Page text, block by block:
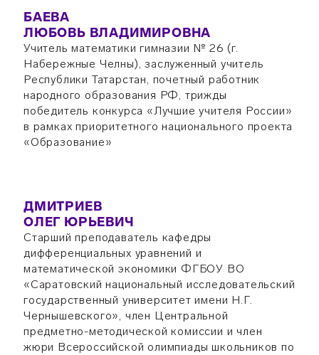
БАЕВА
ЛЮБОВЬ ВЛАДИМИРОВНА
Учитель математики гимназии № 26 (г.
Набережные Челны), заслуженный учитель
Республики Татарстан, почетный работник
народного образования РФ, трижды
победитель конкурса «Лучшие учителя России»
в рамках приоритетного национального проекта
«Образование»
ДМИТРИЕВ
ОЛЕГ ЮРЬЕВИЧ
Старший преподаватель кафедры
дифференциальных уравнений и
математической экономики ФГБОУ ВО
«Саратовский национальный исследовательский
государственный университет имени Н.Г.
Чернышевского», член Центральной
предметно-методической комиссии и член
жюри Всероссийской олимпиады школьников по